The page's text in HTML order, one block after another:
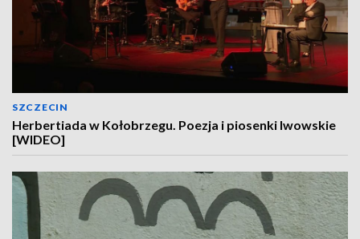
SZCZECIN
Herbertiada w Kołobrzegu. Poezja i piosenki lwowskie
[WIDEO]